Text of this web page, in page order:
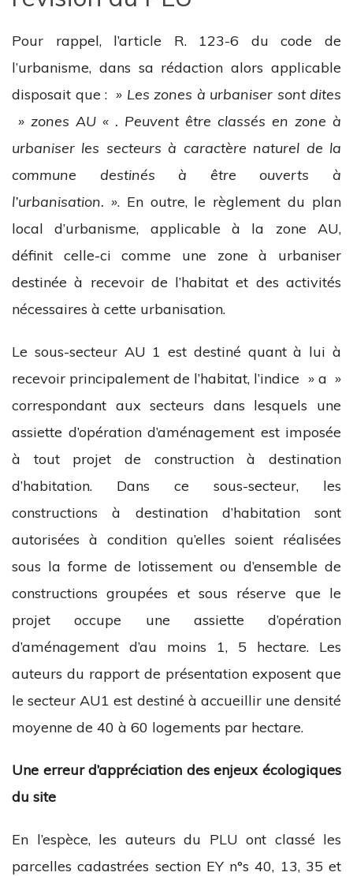
Pour rappel, l’article R. 123-6 du code de
l’urbanisme, dans sa rédaction alors applicable
disposait que : » Les zones à urbaniser sont dites
» zones AU « . Peuvent être classés en zone à
urbaniser les secteurs à caractère naturel de la
commune destinés à être ouverts à
l’urbanisation. ». En outre, le règlement du plan
local d’urbanisme, applicable à la zone AU,
définit celle-ci comme une zone à urbaniser
destinée à recevoir de l’habitat et des activités
nécessaires à cette urbanisation.
Le sous-secteur AU 1 est destiné quant à lui à
recevoir principalement de l’habitat, l’indice » a »
correspondant aux secteurs dans lesquels une
assiette d’opération d’aménagement est imposée
à tout projet de construction à destination
d’habitation. Dans ce sous-secteur, les
constructions à destination d’habitation sont
autorisées à condition qu’elles soient réalisées
sous la forme de lotissement ou d’ensemble de
constructions groupées et sous réserve que le
projet occupe une assiette d’opération
d’aménagement d’au moins 1, 5 hectare. Les
auteurs du rapport de présentation exposent que
le secteur AU1 est destiné à accueillir une densité
moyenne de 40 à 60 logements par hectare.
Une erreur d’appréciation des enjeux écologiques
du site
En l’espèce, les auteurs du PLU ont classé les
parcelles cadastrées section EY n°s 40, 13, 35 et